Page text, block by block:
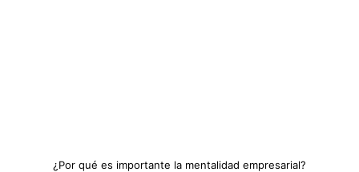
¿Por qué es importante la mentalidad empresarial?